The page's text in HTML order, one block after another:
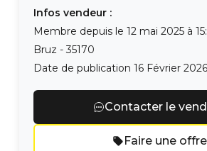
Infos vendeur :
Membre depuis le 12 mai 2025 à
Bruz -35170
Date de publication 16 Février
Contacter le
Faire une offre